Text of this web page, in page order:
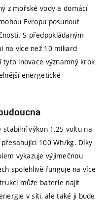
z mořské vody a domácí
Evropu posunout
S předpokládaným
na více než 10 miliard
inovace významný krok
energetické
výkon 1,25 voltu na
100 Wh/kg. Díky
vykazuje výjimečnou
spolehlivě funguje na více
může baterie najít
v síti, ale také ji bude